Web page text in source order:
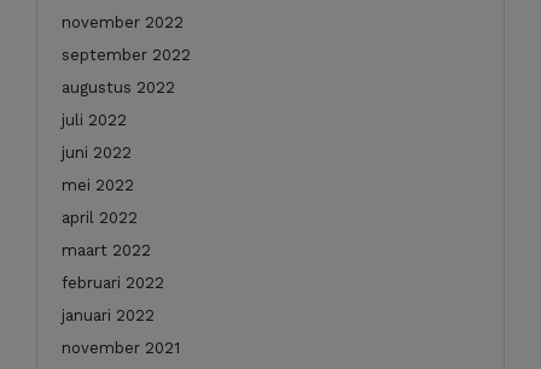
november 2022
september 2022
augustus 2022
juli 2022
juni 2022
mei 2022
april 2022
maart 2022
februari 2022
januari 2022
november 2021